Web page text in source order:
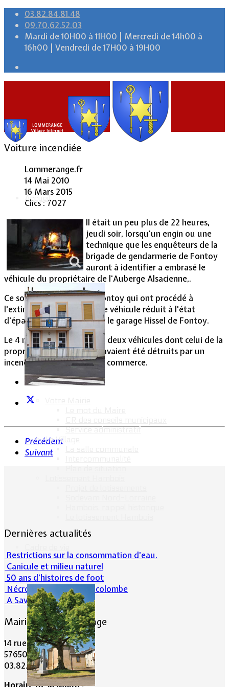
03.82.84.81.48
09.70.62.52.03
Mardi de 10H00 à 11H00 | Mercredi de 14h00 à
16h00 | Vendredi de 17H00 à 19H00
Accueil
Vie Municipale
Service administratif
Le Village
Voiture incendiée
Lommerange.fr
14 Mai 2010
16 Mars 2015
Clics : 7027
Il était un peu plus de 22 heures,
jeudi soir, lorsqu'un engin ou une
technique que les enquêteurs de la
brigade de gendarmerie de Fontoy
auront à identifier a embrasé le
véhicule du propriétaire de l'Auberge Alsacienne,.
Ce sont les pompiers de Fontoy qui ont procédé à
l'extinction de l'incendie. Le véhicule réduit à l'état
d'épave a été emmené par le garage Hissel de Fontoy.
Le 4 novembre 2007, déjà, deux véhicules dont celui de la
propriétaire de l'Auberge avaient été détruits par un
incendie, à proximité de ce commerce.
Précédent
Suivant
Dernières actualités
Restrictions sur la consommation d'eau.
Canicule et milieu naturel
50 ans d’histoires de foot
Nécrologie : Norbert Lacolombe
A Savoir-Juin 2026
Mairie de Lommerange
14 rue Maréchal Joffre
57650 LOMMERANGE
03.82.84.81.48